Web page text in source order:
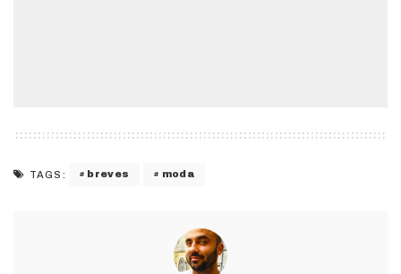
TAGS: breves moda